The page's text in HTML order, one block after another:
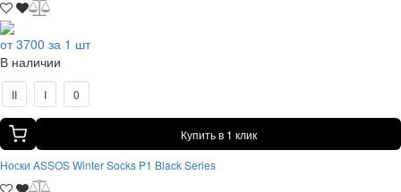
от 3700 за 1 шт
В наличии
II I 0
Купить в 1 клик
Носки ASSOS Winter Socks P1 Black Series